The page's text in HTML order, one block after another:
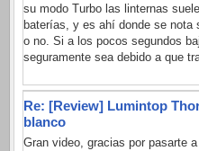
su modo Turbo las linternas
baterías, y es ahí donde se nota
o no. Si a los pocos segundos
seguramente sea debido a que
Re: [Review] Lumintop
blanco
Gran video, gracias por pasarte